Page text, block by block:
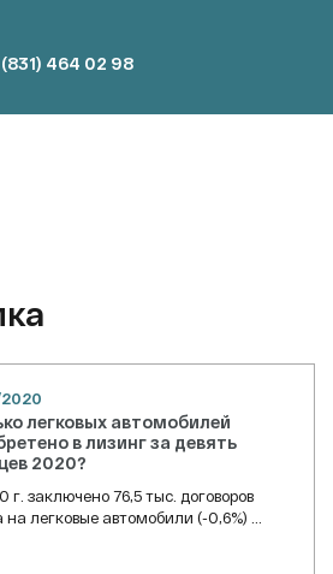
(831) 464 02 98
легковых автомобилей
в лизинг за девять
2020?
заключено 76,5 тыс. договоров
легковые автомобили (-0,6%) ...